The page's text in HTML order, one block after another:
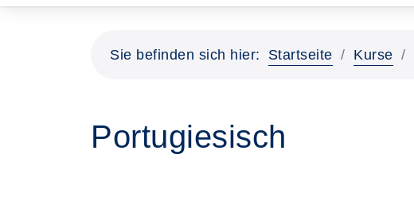
Sie befinden sich hier: Startseite Kurse
Portugiesisch